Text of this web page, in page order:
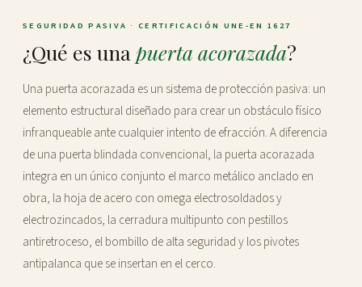
SEGURIDAD PASIVA · CERTIFICACIÓN UNE-EN 1627
¿Qué es una puerta acorazada?
Una puerta acorazada es un sistema de protección pasiva: un
elemento estructural diseñado para crear un obstáculo físico
infranqueable ante cualquier intento de efracción. A diferencia
de una puerta blindada convencional, la puerta acorazada
integra en un único conjunto el marco metálico anclado en
obra, la hoja de acero con omega electrosoldados y
electrozincados, la cerradura multipunto con pestillos
antiretroceso, el bombillo de alta seguridad y los pivotes
antipalanca que se insertan en el cerco.